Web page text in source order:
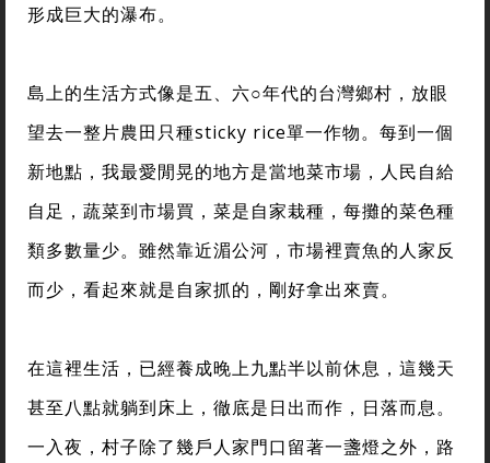
形成巨大的瀑布。
島上的生活方式像是五、六○年代的台灣鄉村，放眼
望去一整片農田只種sticky rice單一作物。每到一個
新地點，我最愛閒晃的地方是當地菜市場，人民自給
自足，蔬菜到市場買，菜是自家栽種，每攤的菜色種
類多數量少。雖然靠近湄公河，市場裡賣魚的人家反
而少，看起來就是自家抓的，剛好拿出來賣。
在這裡生活，已經養成晚上九點半以前休息，這幾天
甚至八點就躺到床上，徹底是日出而作，日落而息。
一入夜，村子除了幾戶人家門口留著一盞燈之外，路